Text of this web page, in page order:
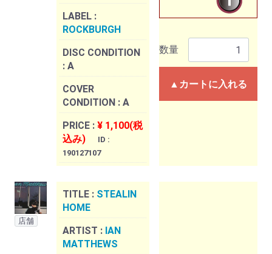
LABEL :
ROCKBURGH
DISC CONDITION
: A
COVER
CONDITION : A
PRICE : ¥ 1,100(税
込み)
ID :
190127107
数量
▲カートに入れる
店舗
TITLE : STEALIN
HOME
ARTIST : IAN
MATTHEWS